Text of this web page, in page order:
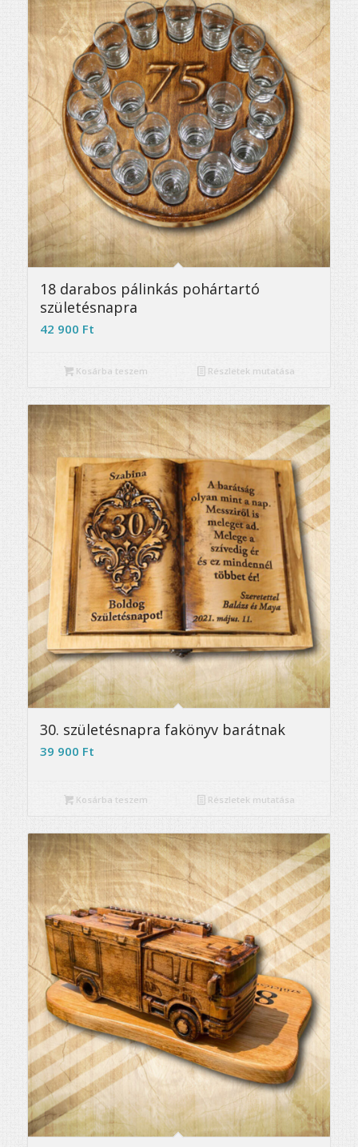
18 darabos pálinkás pohártartó
születésnapra
42 900 Ft
Kosárba teszem Részletek mutatása
5.00
30. születésnapra fakönyv barátnak
39 900 Ft
Kosárba teszem Részletek mutatása